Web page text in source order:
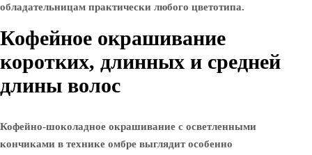
обладательницам практически любого цветотипа.
Кофейное окрашивание
коротких, длинных и средней
длины волос
Кофейно-шоколадное окрашивание с осветленными
кончиками в технике омбре выглядит особенно